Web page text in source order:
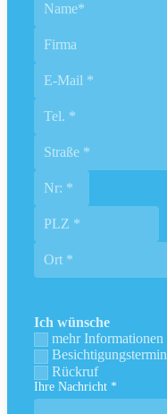
Ich wünsche
mehr Informationen
Besichtigungstermin
Rückruf
Ihre Nachricht *